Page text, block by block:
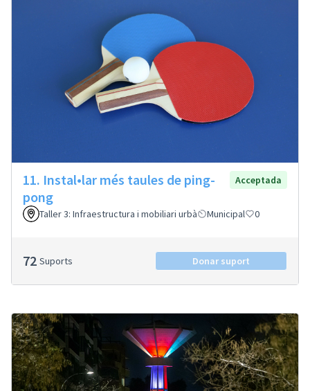
11. Instal•lar més taules de ping-
pong
Acceptada
Taller 3: Infraestructura i mobiliari urbà Municipal 0
72 Suports Donar suport